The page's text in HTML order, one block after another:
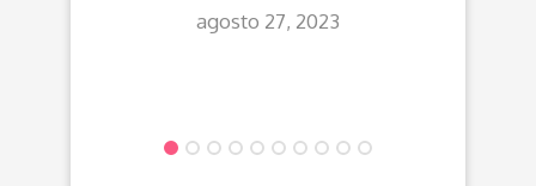
agosto 27, 2023